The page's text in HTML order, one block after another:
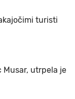
turisti
Musar, utrpela je